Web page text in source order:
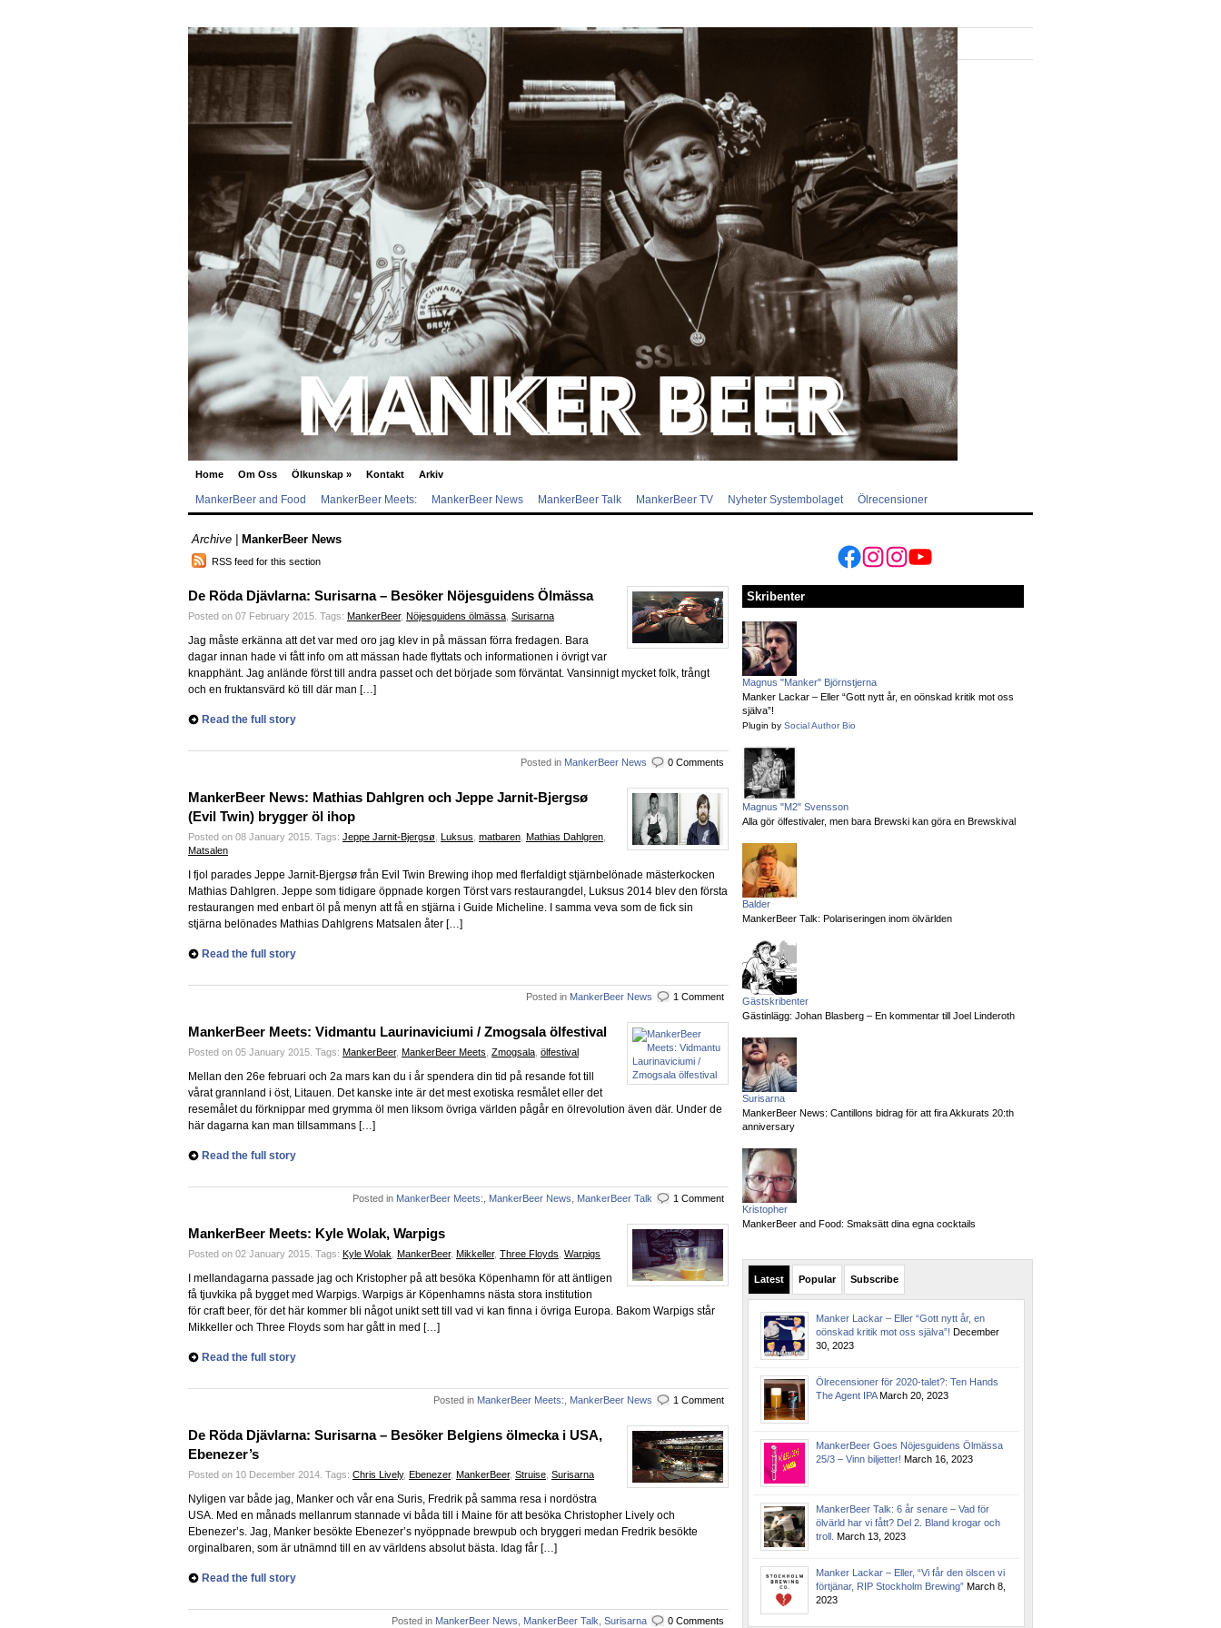
Home Om Oss Ölkunskap » Kontakt Arkiv
MankerBeer and Food MankerBeer Meets: MankerBeer News MankerBeer Talk MankerBeer TV Nyheter Systembolaget Ölrecensioner
Archive | MankerBeer News
RSS feed for this section
De Röda Djävlarna: Surisarna – Besöker Nöjesguidens Ölmässa
Posted on 07 February 2015. Tags: MankerBeer, Nöjesguidens ölmässa Surisarna
Jag måste erkänna att det var med oro jag klev in på mässan förra fredagen. Bara
dagar innan hade vi fått info om att mässan hade flyttats och informationen i övrigt var
knapphänt. Jag anlände först till andra passet och det började som förväntat. Vansinnigt mycket folk, trångt
och en fruktansvärd kö till där man […]
Read the full story
Posted in MankerBeer News 0 Comments
MankerBeer News: Mathias Dahlgren och Jeppe Jarnit-Bjergsø
(Evil Twin) brygger öl ihop
Posted on 08 January 2015. Tags: Jeppe Jarnit-Bjergsø Luksus matbaren Mathias Dahlgren
Matsalen
I fjol parades Jeppe Jarnit-Bjergsø från Evil Twin Brewing ihop med flerfaldigt stjärnbelönade mästerkocken
Mathias Dahlgren. Jeppe som tidigare öppnade korgen Törst vars restaurangdel, Luksus 2014 blev den första
restaurangen med enbart öl på menyn att få en stjärna i Guide Micheline. I samma veva som de fick sin
stjärna belönades Mathias Dahlgrens Matsalen åter […]
Read the full story
Posted in MankerBeer News 1 Comment
MankerBeer Meets: Vidmantu Laurinaviciumi / Zmogsala ölfestival
Posted on 05 January 2015. Tags: MankerBeer, MankerBeer Meets Zmogsala ölfestival
Mellan den 26e februari och 2a mars kan du i år spendera din tid på resande fot till
vårat grannland i öst, Litauen. Det kanske inte är det mest exotiska resmålet eller det
resemålet du förknippar med grymma öl men liksom övriga världen pågår en ölrevolution även där. Under de
här dagarna kan man tillsammans […]
Read the full story
Posted in MankerBeer Meets: MankerBeer News MankerBeer Talk 1 Comment
MankerBeer Meets: Kyle Wolak, Warpigs
Posted on 02 January 2015. Tags: Kyle Wolak MankerBeer, Mikkeller, Three Floyds Warpigs
I mellandagarna passade jag och Kristopher på att besöka Köpenhamn för att äntligen
få tjuvkika på bygget med Warpigs. Warpigs är Köpenhamns nästa stora institution
för craft beer, för det här kommer bli något unikt sett till vad vi kan finna i övriga Europa. Bakom Warpigs står
Mikkeller och Three Floyds som har gått in med […]
Read the full story
Posted in MankerBeer Meets: MankerBeer News 1 Comment
De Röda Djävlarna: Surisarna – Besöker Belgiens ölmecka i USA,
Ebenezer’s
Posted on 10 December 2014. Tags: Chris Lively, Ebenezer, MankerBeer, Struise Surisarna
Nyligen var både jag, Manker och vår ena Suris, Fredrik på samma resa i nordöstra
USA. Med en månads mellanrum stannade vi båda till i Maine för att besöka Christopher Lively och
Ebenezer’s. Jag, Manker besökte Ebenezer’s nyöppnade brewpub och bryggeri medan Fredrik besökte
orginalbaren, som är utnämnd till en av världens absolut bästa. Idag får […]
Read the full story
Posted in MankerBeer News MankerBeer Talk Surisarna 0 Comments
Facebook
Instagram
Instagram
YouTube
Skribenter
Magnus "Manker" Björnstjerna
Manker Lackar – Eller “Gott nytt år, en oönskad kritik mot oss
själva”!
Plugin by Social Author Bio
Magnus "M2" Svensson
Alla gör ölfestivaler, men bara Brewski kan göra en Brewskival
Balder
MankerBeer Talk: Polariseringen inom ölvärlden
Gästskribenter
Gästinlägg: Johan Blasberg – En kommentar till Joel Linderoth
Surisarna
MankerBeer News: Cantillons bidrag för att fira Akkurats 20:th
anniversary
Kristopher
MankerBeer and Food: Smaksätt dina egna cocktails
Latest Popular Subscribe
Manker Lackar – Eller “Gott nytt år, en
oönskad kritik mot oss själva”! December
30, 2023
Ölrecensioner för 2020-talet?: Ten Hands
The Agent IPA March 20, 2023
MankerBeer Goes Nöjesguidens Ölmässa
25/3 – Vinn biljetter! March 16, 2023
MankerBeer Talk: 6 år senare – Vad för
ölvärld har vi fått? Del 2. Bland krogar och
troll. March 13, 2023
Manker Lackar – Eller, “Vi får den ölscen vi
förtjänar, RIP Stockholm Brewing” March 8,
2023